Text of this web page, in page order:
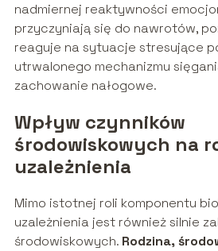
nadmiernej reaktywności
przyczyniają się do nawrotów,
reaguje na sytuacje stresujące
utrwalonego mechanizmu
zachowanie nałogowe.
Wpływ czynników
środowiskowych na
uzależnienia
Mimo istotnej roli komponentu
uzależnienia jest również silnie
środowiskowych. Rodzina,